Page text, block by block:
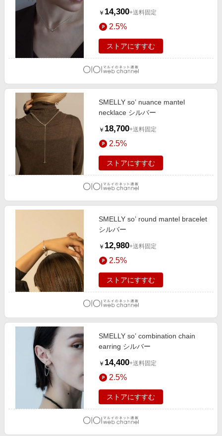
￥ 14,300+送料固定
2.5%
ストアにすすむ
SMELLY so’ nuance mantel
necklace シルバー
￥ 18,700+送料固定
2.5%
ストアにすすむ
SMELLY so’ round mantel bracelet
シルバー
￥ 12,980+送料固定
2.5%
ストアにすすむ
SMELLY so’ combination chain
earring シルバー
￥ 14,400+送料固定
2.5%
ストアにすすむ